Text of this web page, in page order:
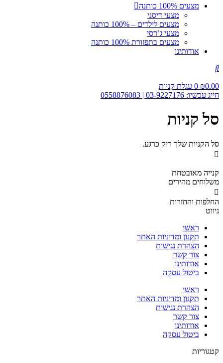
מצעים 100% כותנה
מצעי דיסני
מצעים לילדים – 100% כותנה
מצעי ג’רסי
מצעים בתפזורת 100% כותנה
אודותינו
₪0.00
0 עגלת קניות
חייג עכשיו: 03-9227176 | 0558876083
סל קניות
סל הקניות שלך ריק כרגע.
קנייה מאובטחת
משלוחים מהירים
החלפות והחזרות
ניווט
ראשי
תקנון ומדיניות האתר
הצהרת נגישות
צור קשר
אודותינו
ביטול עסקה
ראשי
תקנון ומדיניות האתר
הצהרת נגישות
צור קשר
אודותינו
ביטול עסקה
קטגוריות